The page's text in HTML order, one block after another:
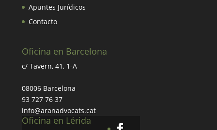
Apuntes Jurídicos
Contacto
Oficina en Barcelona
c/ Tavern, 41, 1-A
08006 Barcelona
93 727 76 37
info@aranadvocats.cat
Oficina en Lérida